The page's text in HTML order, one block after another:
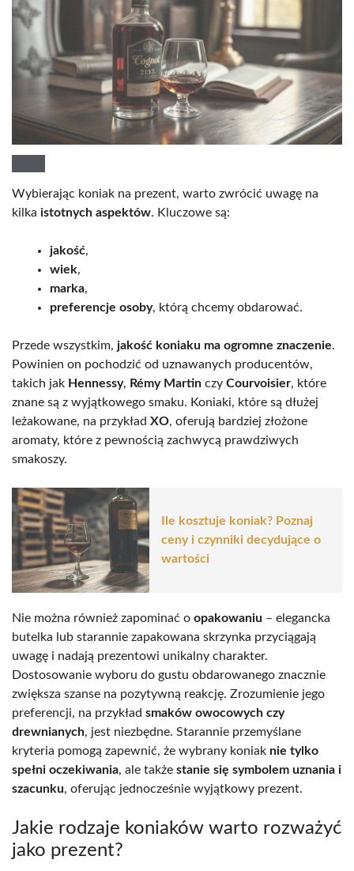
Wybierając koniak na prezent, warto zwrócić uwagę na
kilka istotnych aspektów. Kluczowe są:
jakość,
wiek,
marka,
preferencje osoby, którą chcemy obdarować.
Przede wszystkim, jakość koniaku ma ogromne znaczenie.
Powinien on pochodzić od uznawanych producentów,
takich jak Hennessy, Rémy Martin czy Courvoisier, które
znane są z wyjątkowego smaku. Koniaki, które są dłużej
leżakowane, na przykład XO, oferują bardziej złożone
aromaty, które z pewnością zachwycą prawdziwych
smakoszy.
Ile kosztuje koniak? Poznaj
ceny i czynniki decydujące o
wartości
Nie można również zapominać o opakowaniu – elegancka
butelka lub starannie zapakowana skrzynka przyciągają
uwagę i nadają prezentowi unikalny charakter.
Dostosowanie wyboru do gustu obdarowanego znacznie
zwiększa szanse na pozytywną reakcję. Zrozumienie jego
preferencji, na przykład smaków owocowych czy
drewnianych, jest niezbędne. Starannie przemyślane
kryteria pomogą zapewnić, że wybrany koniak nie tylko
spełni oczekiwania, ale także stanie się symbolem uznania i
szacunku, oferując jednocześnie wyjątkowy prezent.
Jakie rodzaje koniaków warto rozważyć
jako prezent?